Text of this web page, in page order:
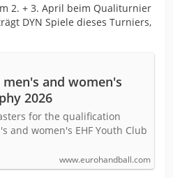
2. + 3. April beim Qualiturnier
DYN Spiele dieses Turniers,
and women's
2026
for the qualification
and women's EHF Youth Club
www.eurohandball.com